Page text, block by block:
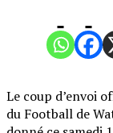
Le coup d’envoi
du Football de